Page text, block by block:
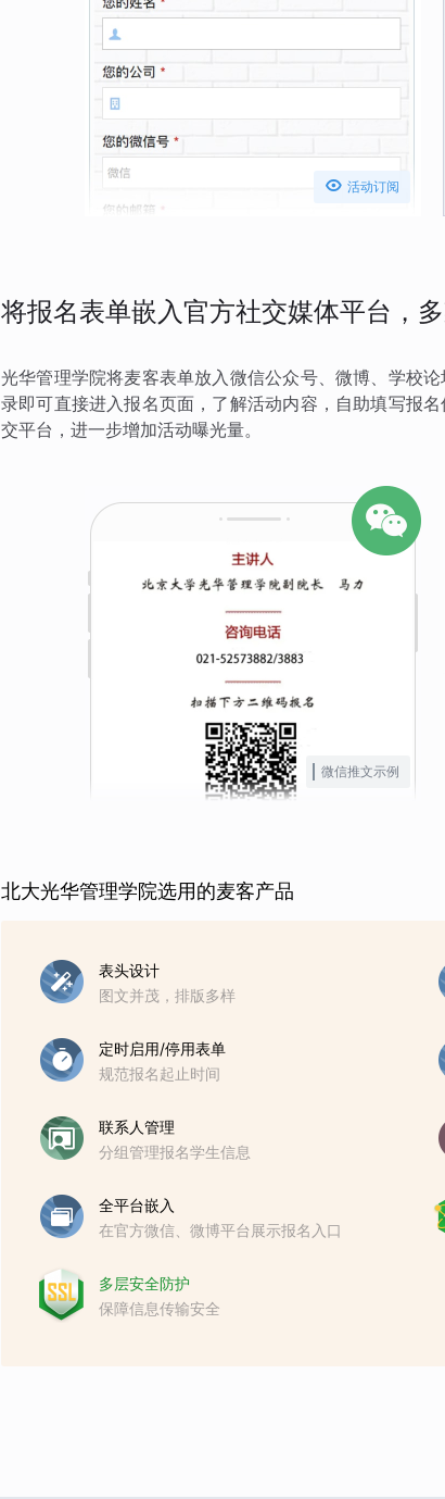
 活动订阅
将报名表单嵌入官方社交媒体平台，
光华管理学院将麦客表单放入微信公众号、微博、学校
录即可直接进入报名页面，了解活动内容，自助填写报
交平台，进一步增加活动曝光量。
微信推文示例
北大光华管理学院选用的麦客产品
表头设计
图文并茂，排版多样
定时启用/停用表单
规范报名起止时间
联系人管理
分组管理报名学生信息
全平台嵌入
在官方微信、微博平台展示报名入口
多层安全防护
保障信息传输安全